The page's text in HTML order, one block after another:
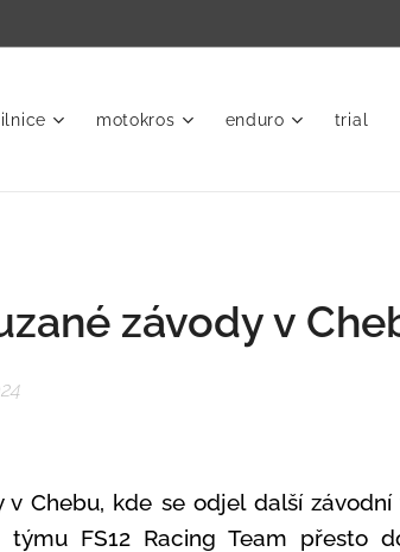
motokros enduro trial
závody v
Chebu, kde se odjel další závodní
FS12 Racing Team přesto